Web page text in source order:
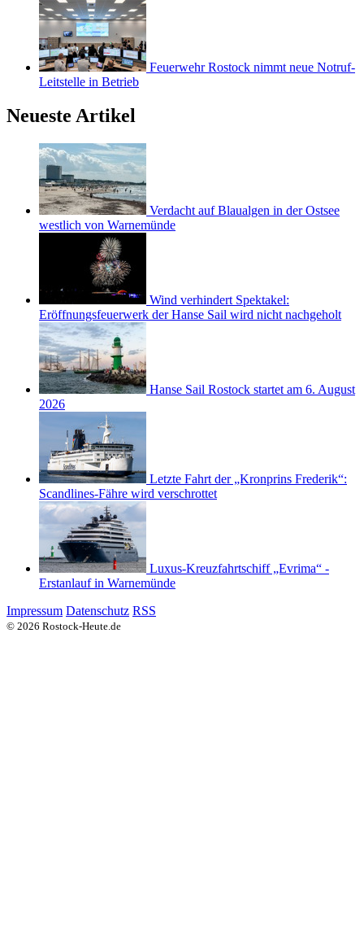
Feuerwehr Rostock nimmt neue Notruf-
Leitstelle in Betrieb
Neueste Artikel
Verdacht auf Blaualgen in der Ostsee
westlich von Warnemünde
Wind verhindert Spektakel:
Eröffnungsfeuerwerk der Hanse Sail wird nicht nachgeholt
Hanse Sail Rostock startet am 6. August
2026
Letzte Fahrt der „Kronprins Frederik“:
Scandlines-Fähre wird verschrottet
Luxus-Kreuzfahrtschiff „Evrima“ -
Erstanlauf in Warnemünde
Impressum Datenschutz RSS
© 2026 Rostock-Heute.de